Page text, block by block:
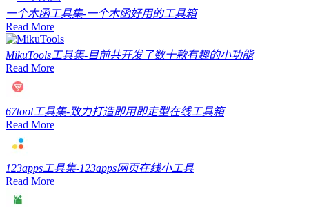
一个木函工具集-一个木函好用的工具箱
Read More
MikuTools工具集-目前共开发了数十款有趣的小功能
Read More
67tool工具集-致力打造即用即走型在线工具箱
Read More
123apps工具集-123apps网页在线小工具
Read More